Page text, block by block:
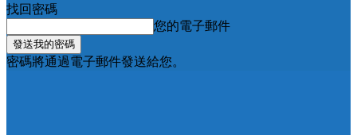
找回密碼
您的電子郵件
密碼將通過電子郵件發送給您。